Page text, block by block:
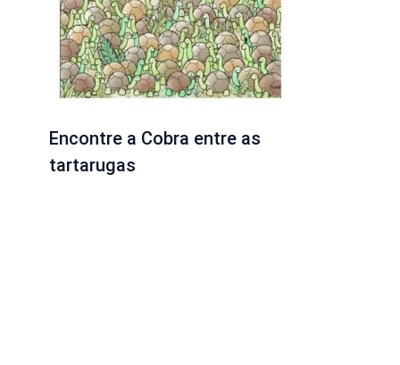
Encontre a Cobra entre as
tartarugas